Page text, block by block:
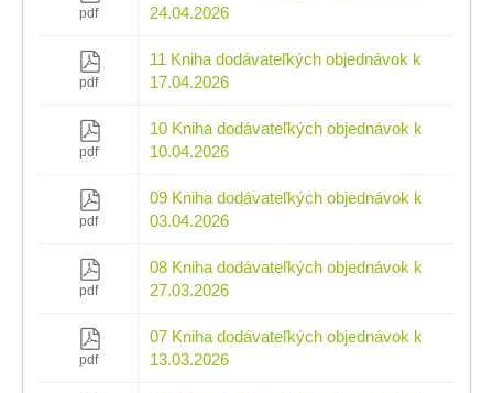
pdf
24.04.2026
pdf
11 Kniha dodávateľkých objednávok k
17.04.2026
pdf
10 Kniha dodávateľkých objednávok k
10.04.2026
pdf
09 Kniha dodávateľkých objednávok k
03.04.2026
pdf
08 Kniha dodávateľkých objednávok k
27.03.2026
pdf
07 Kniha dodávateľkých objednávok k
13.03.2026